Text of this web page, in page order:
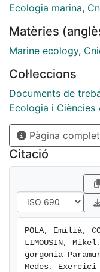
Ecologia marina,
Matèries
Marine ecology,
Col·leccions
Documents de
Ecologia i Ciències
Pàgina
Citació
POLA, Emilià,
LIMOUSIN,
gorgonia
Medes. Exercici